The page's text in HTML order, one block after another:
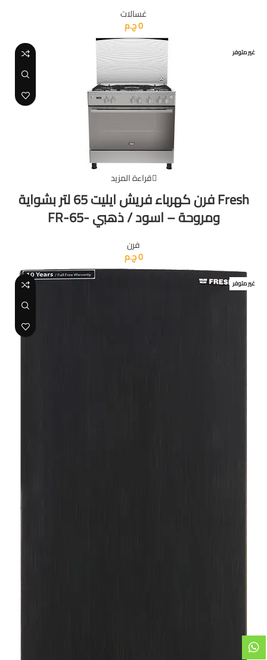
غسالات
0ج.م
غير متوفر
قراءة المزيد
Fresh فرن كهرباء فريش ايليت 65 لتر بشواية
ومروحة – اسود / ذهبي -FR-65
فرن
0ج.م
غير متوفر